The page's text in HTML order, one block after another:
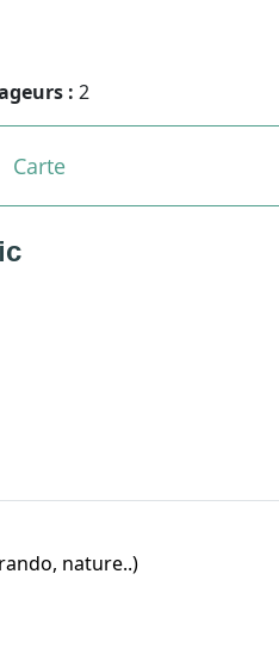
: 2
Carte
nature..)